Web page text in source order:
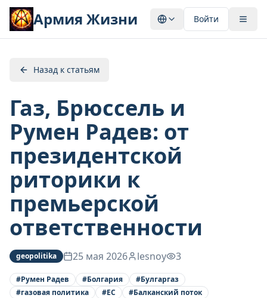
Армия Жизни Войти
Назад к статьям
Газ, Брюссель и
Румен Радев: от
президентской
риторики к
премьерской
ответственности
geopolitika 25 мая 2026 lesnoy 3
#Румен Радев #Болгария #Булгаргаз
#газовая политика #ЕС #Балканский поток